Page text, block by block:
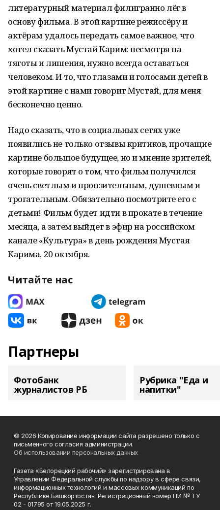
литературный материал филигранно лёг в
основу фильма. В этой картине режиссёру и
актёрам удалось передать самое важное, что
хотел сказать Мустай Карим: несмотря на
тяготы и лишения, нужно всегда оставаться
человеком. И то, что глазами и голосами детей в
этой картине с нами говорит Мустай, для меня
бесконечно ценно.
Надо сказать, что в социальных сетях уже
появились не только отзывы критиков, прочащие
картине большое будущее, но и мнение зрителей,
которые говорят о том, что фильм получился
очень светлым и пронзительным, душевным и
трогательным. Обязательно посмотрите его с
детьми! Фильм будет идти в прокате в течение
месяца, а затем выйдет в эфир на российском
канале «Культура» в день рождения Мустая
Карима, 20 октября.
Читайте нас
Партнеры
Фотобанк
журналистов РБ
Рубрика "Еда и
напитки"
© 2026 Копирование информации сайта разрешено только с
письменного согласия администрации.
Об использовании персональных данных
Газета «Белорецкий рабочий» зарегистрирована в
Управлении Федеральной службы по надзору в сфере связи,
информационных технологий и массовых коммуникаций по
Республике Башкортостан. Регистрационный номер ПИ № ТУ
02 - 01795 от 19.05.2025 г.